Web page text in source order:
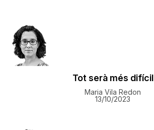
Tot serà més difícil
Maria Vila Redon
13/10/2023